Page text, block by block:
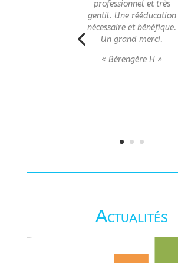
professionnel et très
gentil. Une rééducation
nécessaire et bénéfique.
Un grand merci.
« Bérengère H »
Actualités